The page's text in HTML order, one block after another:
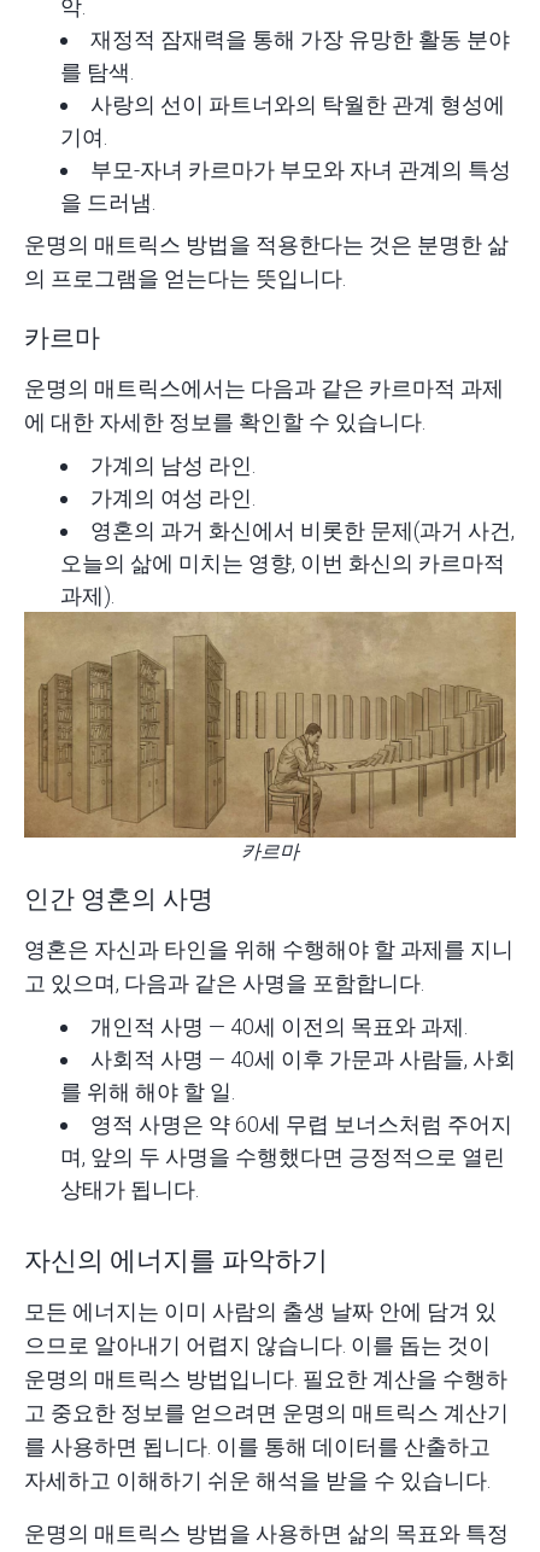
악.
재정적 잠재력을 통해 가장 유망한 활동 분야
를 탐색.
사랑의 선이 파트너와의 탁월한 관계 형성에
기여.
부모-자녀 카르마가 부모와 자녀 관계의 특성
을 드러냄.
운명의 매트릭스 방법을 적용한다는 것은 분명한 삶
의 프로그램을 얻는다는 뜻입니다.
카르마
운명의 매트릭스에서는 다음과 같은 카르마적 과제
에 대한 자세한 정보를 확인할 수 있습니다.
가계의 남성 라인.
가계의 여성 라인.
영혼의 과거 화신에서 비롯한 문제(과거 사건,
오늘의 삶에 미치는 영향, 이번 화신의 카르마적
과제).
카르마
인간 영혼의 사명
영혼은 자신과 타인을 위해 수행해야 할 과제를 지니
고 있으며, 다음과 같은 사명을 포함합니다.
개인적 사명 — 40세 이전의 목표와 과제.
사회적 사명 — 40세 이후 가문과 사람들, 사회
를 위해 해야 할 일.
영적 사명은 약 60세 무렵 보너스처럼 주어지
며, 앞의 두 사명을 수행했다면 긍정적으로 열린
상태가 됩니다.
자신의 에너지를 파악하기
모든 에너지는 이미 사람의 출생 날짜 안에 담겨 있
으므로 알아내기 어렵지 않습니다. 이를 돕는 것이
운명의 매트릭스 방법입니다. 필요한 계산을 수행하
고 중요한 정보를 얻으려면 운명의 매트릭스 계산기
를 사용하면 됩니다. 이를 통해 데이터를 산출하고
자세하고 이해하기 쉬운 해석을 받을 수 있습니다.
운명의 매트릭스 방법을 사용하면 삶의 목표와 특정